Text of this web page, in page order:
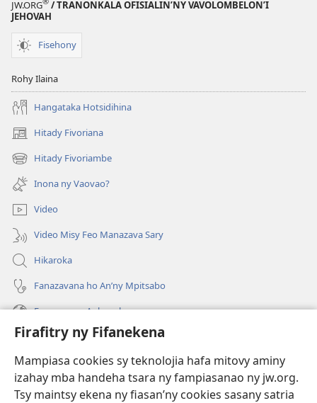
Firafitry ny Fifanekena
Mampiasa cookies sy teknolojia hafa mitovy aminy
izahay mba handeha tsara ny fampiasanao ny jw.org.
Tsy maintsy ekena ny fiasan’ny cookies sasany satria
JW.ORG
/ TRANONKALA OFISIALIN’NY VAVOLOMBELON’I
JEHOVAH
Fisehony
Rohy Ilaina
Hangataka Hotsidihina
Hitady Fivoriana
(manokatra
rohy) Hitady Fivoriambe
(manokatra
rohy) Inona ny Vaovao?
Video
Video Misy Feo Manazava Sary
Hikaroka
Fanazavana ho An’ny Mpitsabo
Fanazavana Ankapobeny
Fanampiana
Fanomezana
(manokatra
rohy)